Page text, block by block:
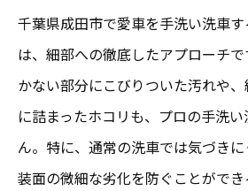
千葉県成田市で愛車を手洗い洗車
は、細部への徹底したアプローチ
かない部分にこびりついた汚れや
に詰まったホコリも、プロの手洗
ん。特に、通常の洗車では気づき
装面の微細な劣化を防ぐことがで